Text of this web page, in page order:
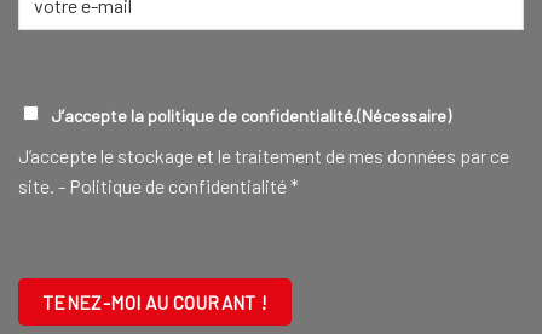
RGPD(NÉCESSAIRE)
J’accepte la politique de confidentialité.(Nécessaire)
J‘accepte le stockage et le traitement de mes données par ce
site. - Politique de confidentialité*